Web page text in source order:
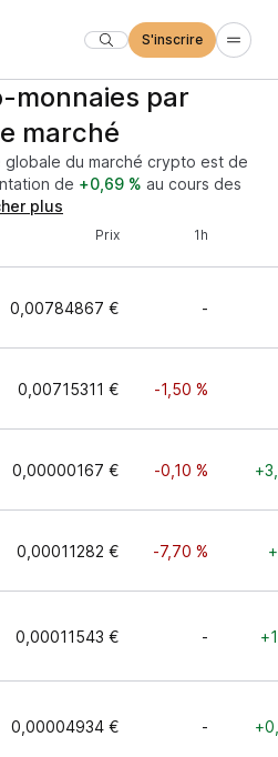
S'inscrire
monnaies par
marché
globale du marché crypto est de
de +0,69 % au cours des
plus
Prix 1h
0,00784867 € -
0,00715311 € -1,50 %
0,00000167 € -0,10 %
0,00011282 € -7,70 %
0,00011543 € -
0,00004934 € -